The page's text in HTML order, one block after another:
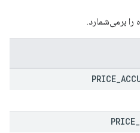
برمی‌شمارد.
PRICE
PRICE